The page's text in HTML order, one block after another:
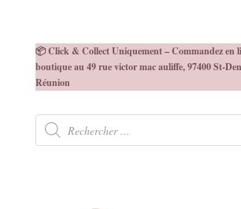
📦 Click & Collect Uniquement – Commandez en
boutique au 49 rue victor mac auliffe, 97400 St-
Réunion
Recherche
produits